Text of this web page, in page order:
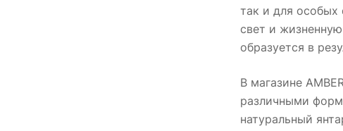
так и для особых
свет и
образуется в
В магазине
различными
натуральный